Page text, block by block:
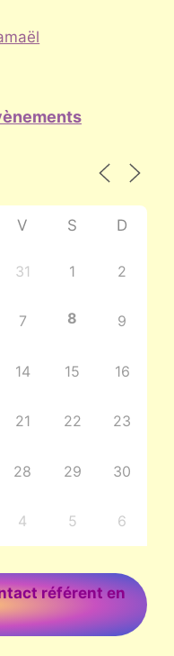
V S D
31 1 2
7 8 9
14 15 16
21 22 23
28 29 30
4 5 6
référent en